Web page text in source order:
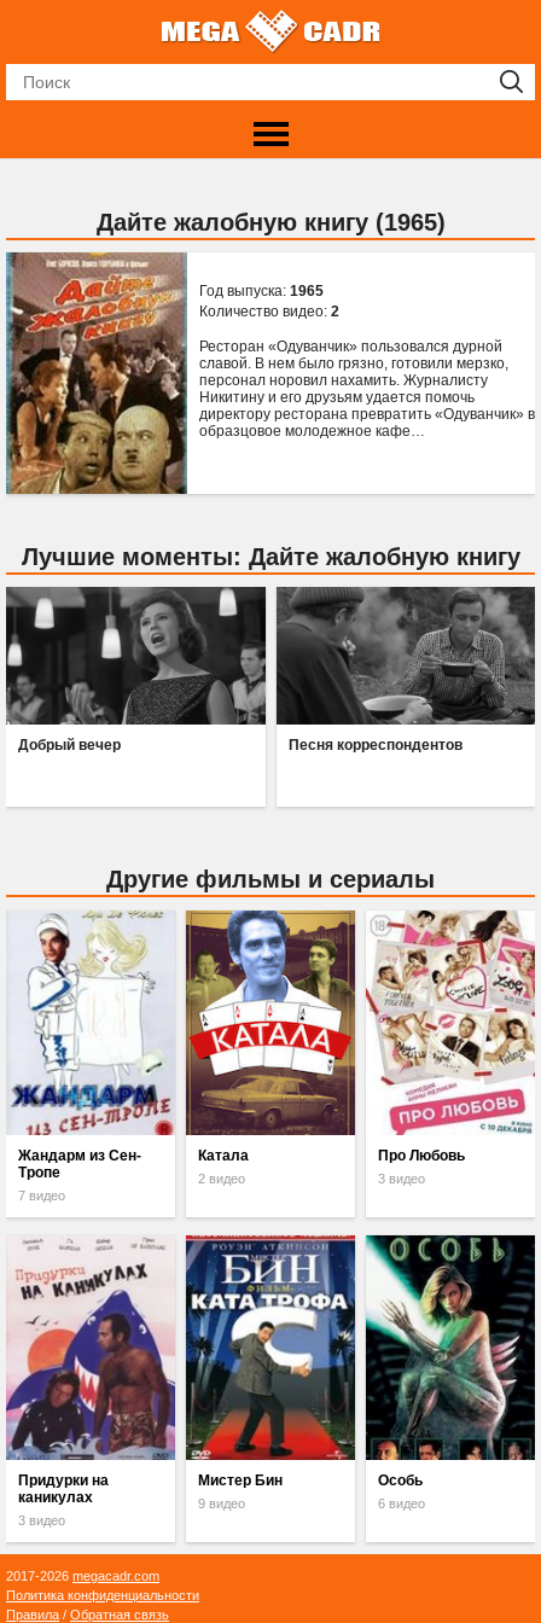
Дайте жалобную книгу (1965)
Год выпуска: 1965
Количество видео: 2
Ресторан «Одуванчик» пользовался дурной
славой. В нем было грязно, готовили мерзко,
персонал норовил нахамить. Журналисту
Никитину и его друзьям удается помочь
директору ресторана превратить «Одуванчик» в
образцовое молодежное кафе…
Лучшие моменты: Дайте жалобную книгу
Добрый вечер Песня корреспондентов
Другие фильмы и сериалы
Жандарм из Сен-
Тропе
7 видео
Катала
2 видео
Про Любовь
3 видео
Придурки на
каникулах
3 видео
Мистер Бин
9 видео
Особь
6 видео
2017-2026 megacadr.com
Политика конфиденциальности
Правила / Обратная связь